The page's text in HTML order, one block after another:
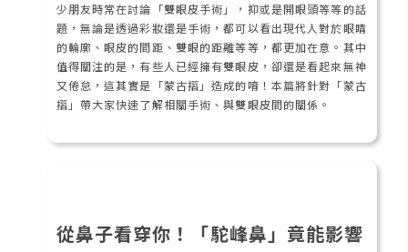
少朋友時常在討論「雙眼皮手術」，抑或是開眼頭等等的話
題，無論是透過彩妝還是手術，都可以看出現代人對於眼睛
的輪廓、眼皮的間距、雙眼的距離等等，都更加在意。其中
值得關注的是，有些人已經擁有雙眼皮，卻還是看起來無神
又倦怠，這其實是「蒙古摺」造成的唷！本篇將針對「蒙古
摺」帶大家快速了解相關手術、與雙眼皮間的關係。
從鼻子看穿你！「駝峰鼻」竟能影響